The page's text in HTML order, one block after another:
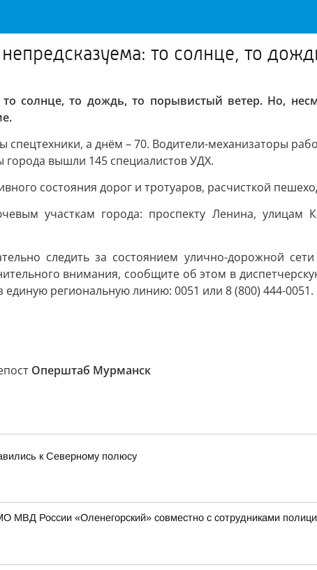
то солнце, то
то солнце, то дождь, то порывистый ветер. Но,
а днём – 70. Водители-механизаторы
города вышли 145 специалистов УДХ.
состояния дорог и тротуаров, расчисткой
участкам города: проспекту Ленина, улицам
следить за состоянием улично-дорожной
внимания, сообщите об этом в
региональную линию: 0051 или 8 (800) 444-0051.
Оперштаб Мурманск
к Северному полюсу
МВД России «Оленегорский» совместно с сотрудниками